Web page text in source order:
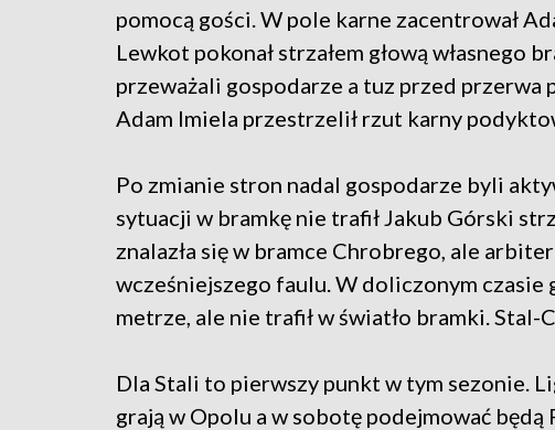
pomocą gości. W pole karne zacentrował
Lewkot pokonał strzałem głową własnego
przeważali gospodarze a tuz przed
Adam Imiela przestrzelił rzut karny
Po zmianie stron nadal gospodarze byli
sytuacji w bramkę nie trafił Jakub Górski
znalazła się w bramce Chrobrego, ale
wcześniejszego faulu. W doliczonym czasie
metrze, ale nie trafił w światło bramki. Stal-
Dla Stali to pierwszy punkt w tym sezonie.
grają w Opolu a w sobotę podejmować będą